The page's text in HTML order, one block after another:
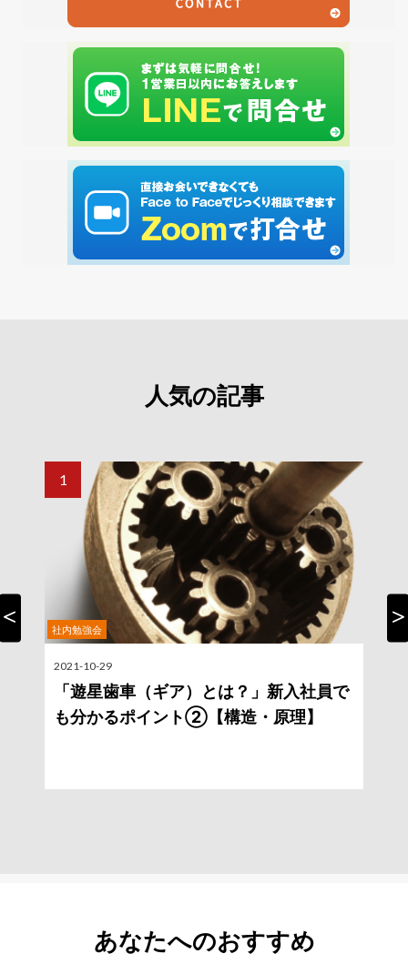
人気の記事
社内勉強会
2021-10-29
「遊星歯車（ギア）とは？」新入社員で
も分かるポイント②【構造・原理】
あなたへのおすすめ